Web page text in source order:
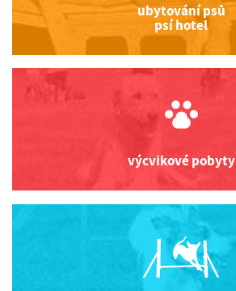
ubytování psů
psí hotel
výcvikové pobyty